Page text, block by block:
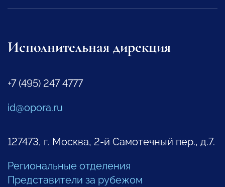
Исполнительная дирекция
+7 (495) 247 4777
id@opora.ru
127473, г. Москва, 2-й Самотечный пер., д.7.
Региональные отделения
Представители за рубежом